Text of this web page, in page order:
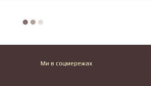
Ми в соцмережах